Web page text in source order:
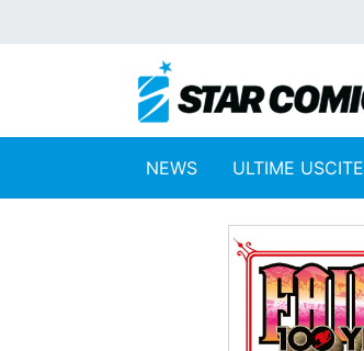
NEWS ULTIME USCITE